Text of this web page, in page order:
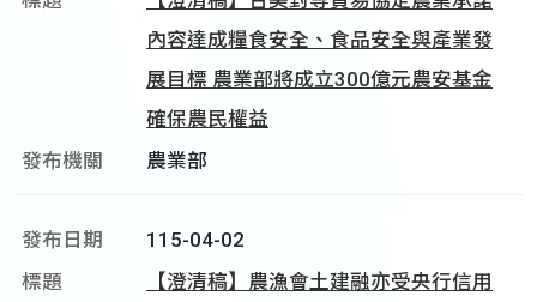
內容達成糧食安全、食品安全與產業發
展目標 農業部將成立300億元農安基金
確保農民權益
農業部
115-04-02
【澄清稿】農漁會土建融亦受央行信用